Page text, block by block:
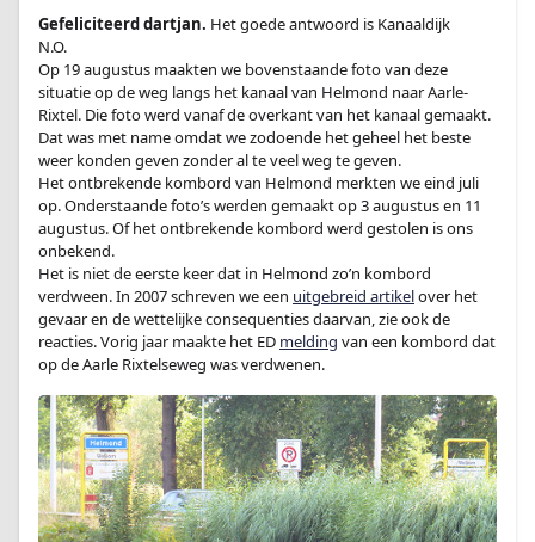
Gefeliciteerd dartjan. Het goede antwoord is Kanaaldijk
N.O.
Op 19 augustus maakten we bovenstaande foto van deze
situatie op de weg langs het kanaal van Helmond naar Aarle-
Rixtel. Die foto werd vanaf de overkant van het kanaal gemaakt.
Dat was met name omdat we zodoende het geheel het beste
weer konden geven zonder al te veel weg te geven.
Het ontbrekende kombord van Helmond merkten we eind juli
op. Onderstaande foto’s werden gemaakt op 3 augustus en 11
augustus. Of het ontbrekende kombord werd gestolen is ons
onbekend.
Het is niet de eerste keer dat in Helmond zo’n kombord
verdween. In 2007 schreven we een uitgebreid artikelover het
gevaar en de wettelijke consequenties daarvan, zie ook de
reacties. Vorig jaar maakte het ED melding van een kombord dat
op de Aarle Rixtelseweg was verdwenen.